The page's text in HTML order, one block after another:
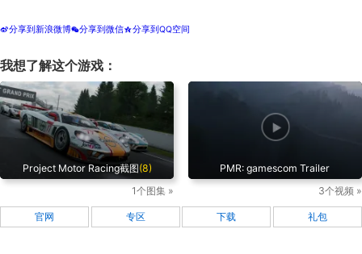
t分享到新浪微博w分享到微信z分享到QQ空间
我想了解这个游戏：
Project Motor Racing截图(8)
1个图集 »
PMR: gamescom Trailer
3个视频 »
官网 专区 下载 礼包